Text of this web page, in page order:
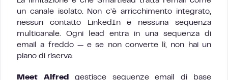
un canale isolato. Non c’è arricchimento integrato,
nessun contatto LinkedIn e nessuna sequenza
multicanale. Ogni lead entra in una sequenza di
email a freddo — e se non converte lì, non hai un
piano di riserva.
Meet Alfred
gestisce sequenze email di base